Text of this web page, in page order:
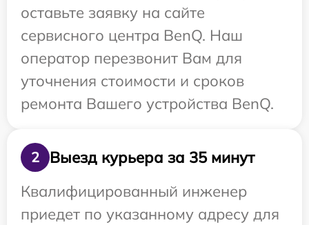
оставьте заявку на сайте
сервисного центра BenQ. Наш
оператор перезвонит Вам для
уточнения стоимости и сроков
ремонта Вашего устройства BenQ.
2
Выезд курьера за 35 минут
Квалифицированный инженер
приедет по указанному адресу для